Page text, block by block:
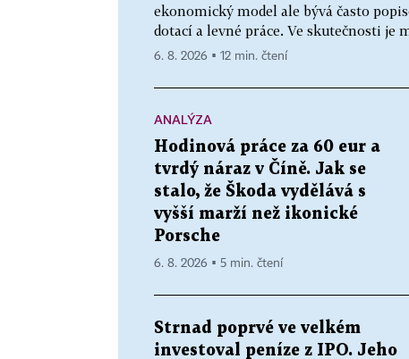
ekonomický model ale bývá často
dotací a levné práce. Ve skutečnosti je
6. 8. 2026 ▪ 12 min. čtení
ANALÝZA
Hodinová práce za 60 eur a
tvrdý náraz v Číně. Jak se
stalo, že Škoda vydělává s
vyšší marží než ikonické
Porsche
6. 8. 2026 ▪ 5 min. čtení
Strnad poprvé ve velkém
investoval peníze z IPO. Jeho